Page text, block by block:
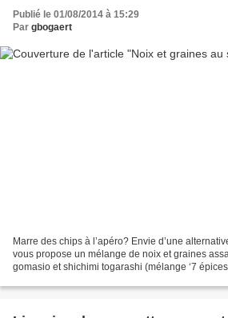
Publié le 01/08/2014 à 15:29
Par gbogaert
Marre des chips à l’apéro? Envie d’une
vous propose un mélange de noix et graines
gomasio et shichimi togarashi (mélange ‘7